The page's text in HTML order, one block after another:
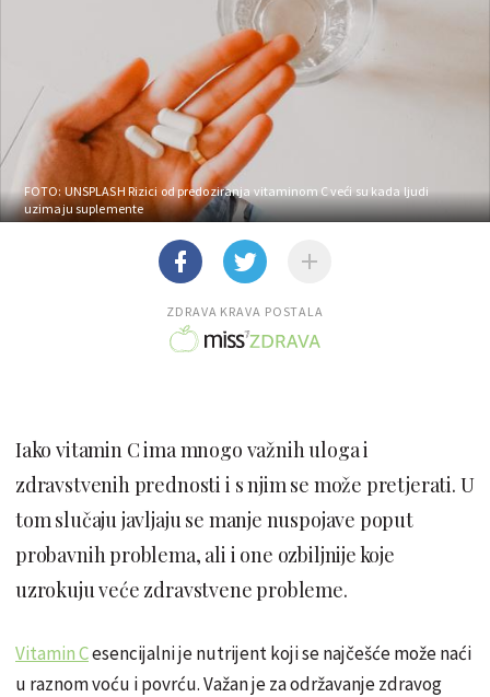
FOTO: UNSPLASH Rizici od predoziranja vitaminom C veći su kada ljudi
uzimaju suplemente
ZDRAVA KRAVA POSTALA
Iako vitamin C ima mnogo važnih uloga i
zdravstvenih prednosti i s njim se može pretjerati. U
tom slučaju javljaju se manje nuspojave poput
probavnih problema, ali i one ozbiljnije koje
uzrokuju veće zdravstvene probleme.
Vitamin Cesencijalni je nutrijent koji se najčešće može naći
u raznom voću i povrću. Važan je za održavanje zdravog